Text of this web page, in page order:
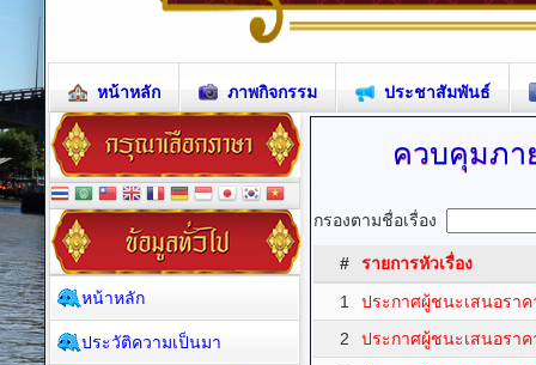
หน้าหลัก ภาพกิจกรรม ประชาสัมพันธ์
ควบคุมภา
กรองตามชื่อเรื่อง
#
รายการหัวเรื่อง
1
ประกาศผู้ชนะเสนอราค
2
ประกาศผู้ชนะเสนอราค
หน้าหลัก
ประวัติความเป็นมา